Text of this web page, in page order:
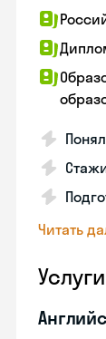
Читать